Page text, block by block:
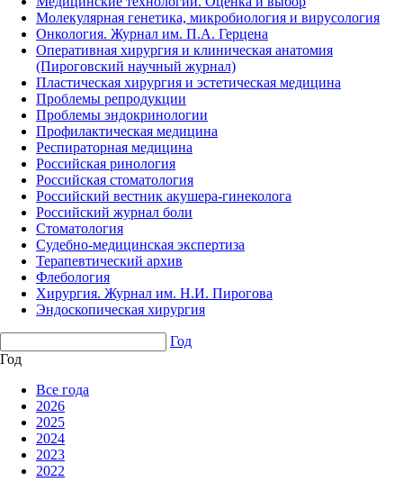
Молекулярная генетика, микробиология и вирусология
Онкология. Журнал им. П.А. Герцена
Оперативная хирургия и клиническая анатомия
(Пироговский научный журнал)
Пластическая хирургия и эстетическая медицина
Проблемы репродукции
Проблемы эндокринологии
Профилактическая медицина
Респираторная медицина
Российская ринология
Российская стоматология
Российский вестник акушера-гинеколога
Российский журнал боли
Стоматология
Судебно-медицинская экспертиза
Терапевтический архив
Флебология
Хирургия. Журнал им. Н.И. Пирогова
Эндоскопическая хирургия
Год
Год
Все года
2026
2025
2024
2023
2022